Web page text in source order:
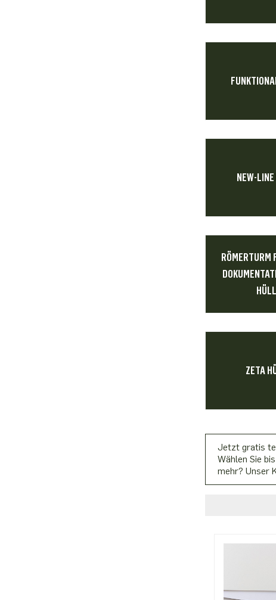
NEW-
RÖMERTURM
ZETA
Jetzt gratis
Wählen Sie
mehr? Unser